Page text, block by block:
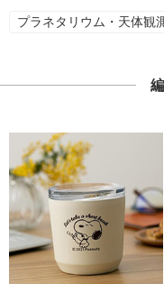
プラネタリウム・天体観